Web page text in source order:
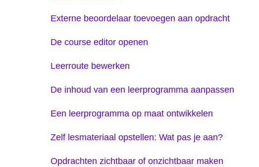
Externe beoordelaar toevoegen aan opdracht
De course editor openen
Leerroute bewerken
De inhoud van een leerprogramma aanpassen
Een leerprogramma op maat ontwikkelen
Zelf lesmateriaal opstellen: Wat pas je aan?
Opdrachten zichtbaar of onzichtbaar maken